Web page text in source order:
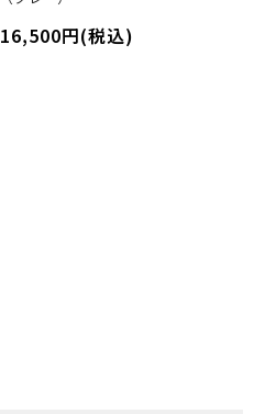
16,500円(税込)